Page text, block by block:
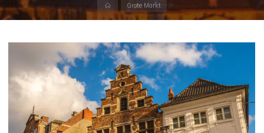
HomeGrote Markt